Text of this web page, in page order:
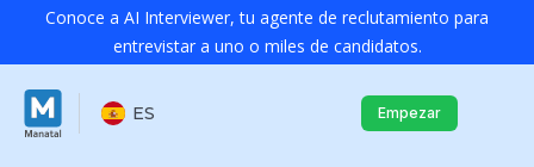
Conoce a AI Interviewer, tu agente de reclutamiento para
entrevistar a uno o miles de candidatos.
ES Empezar